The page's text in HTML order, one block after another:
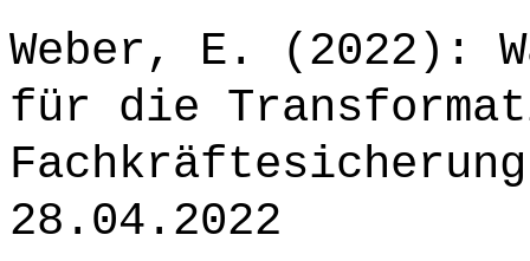
Weber, E. (2022):
für die
28.04.2022